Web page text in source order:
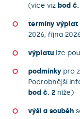
(více viz bod č.
termíny výplat
2026, října
výplatulze
podmínkypro
Podrobnější
bod č. 2níže)
výši a souběh